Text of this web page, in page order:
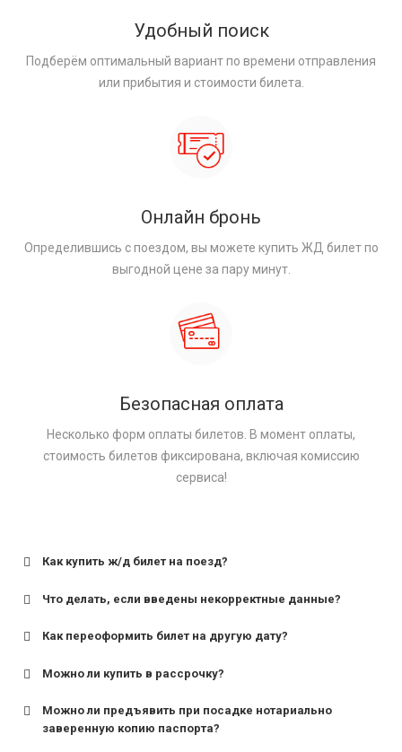
Удобный поиск
Подберём оптимальный вариант по времени отправления
или прибытия и стоимости билета.
Онлайн бронь
Определившись с поездом, вы можете купить ЖД билет по
выгодной цене за пару минут.
Безопасная оплата
Несколько форм оплаты билетов. В момент оплаты,
стоимость билетов фиксирована, включая комиссию
сервиса!
Как купить ж/д билет на поезд?
Что делать, если введены некорректные данные?
Как переоформить билет на другую дату?
Можно ли купить в рассрочку?
Можно ли предъявить при посадке нотариально
заверенную копию паспорта?